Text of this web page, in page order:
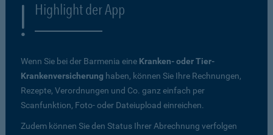
Highlight der App
Wenn Sie bei der Barmenia eine Kranken- oder Tier-
Krankenversicherung haben, können Sie Ihre Rechnungen,
Rezepte, Verordnungen und Co. ganz einfach per
Scanfunktion, Foto- oder Dateiupload einreichen.
Zudem können Sie den Status Ihrer Abrechnung verfolgen